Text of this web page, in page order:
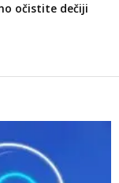
očistite dečiji